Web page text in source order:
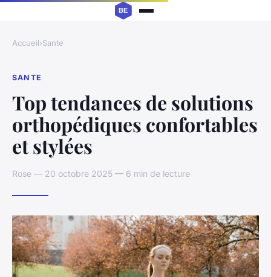
Accueil›Sante
SANTE
Top tendances de solutions
orthopédiques confortables
et stylées
Rose — 20 octobre 2025 — 6 min de lecture